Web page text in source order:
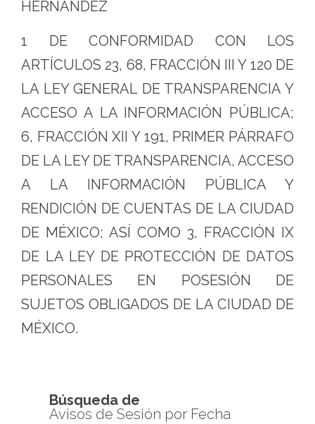
HERNÁNDEZ
1 DE CONFORMIDAD CON LOS
ARTÍCULOS 23, 68, FRACCIÓN III Y 120 DE
LA LEY GENERAL DE TRANSPARENCIA Y
ACCESO A LA INFORMACIÓN PÚBLICA;
6, FRACCIÓN XII Y 191, PRIMER PÁRRAFO
DE LA LEY DE TRANSPARENCIA, ACCESO
A LA INFORMACIÓN PÚBLICA Y
RENDICIÓN DE CUENTAS DE LA CIUDAD
DE MÉXICO; ASÍ COMO 3, FRACCIÓN IX
DE LA LEY DE PROTECCIÓN DE DATOS
PERSONALES EN POSESIÓN DE
SUJETOS OBLIGADOS DE LA CIUDAD DE
MÉXICO.
Búsqueda de
Avisos de Sesión por Fecha